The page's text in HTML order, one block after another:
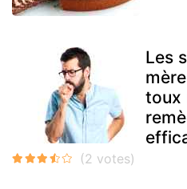
Les
toux